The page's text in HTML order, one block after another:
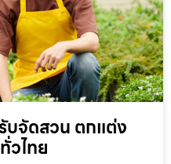
บจัดสวน ตกแต่ง
วไทย